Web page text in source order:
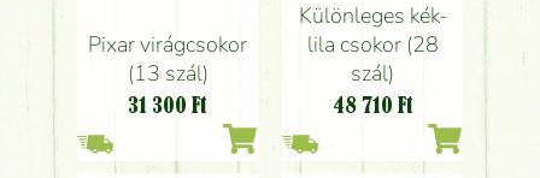
Pixar virágcsokor
(13 szál)
31 300 Ft
Különleges kék-
lila csokor (28
szál)
48 710 Ft